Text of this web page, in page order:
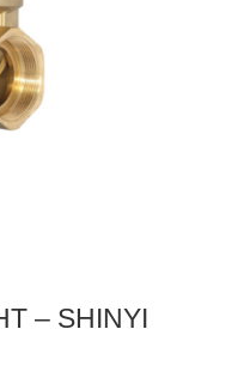
– SHINYI